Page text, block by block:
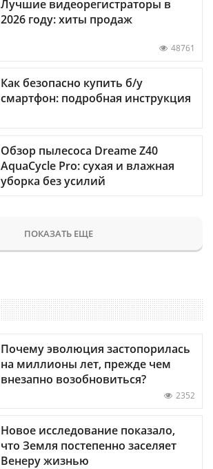
Лучшие видеорегистраторы в
2026 году: хиты продаж
48761
Как безопасно купить б/у
смартфон: подробная инструкция
Обзор пылесоса Dreame Z40
AquaCycle Pro: сухая и влажная
уборка без усилий
ПОКАЗАТЬ ЕЩЕ
Почему эволюция застопорилась
на миллионы лет, прежде чем
внезапно возобновиться?
2352
Новое исследование показало,
что Земля постепенно заселяет
Венеру жизнью